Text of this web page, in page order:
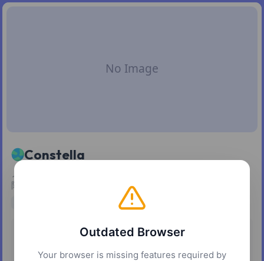
Constella
ノート・ファイル・アイデアを自動的につないでくれる、無
限キャンバスのビジュアル "セカンドブレイン"。
Android
Web
Outdated Browser
Your browser is missing features required by